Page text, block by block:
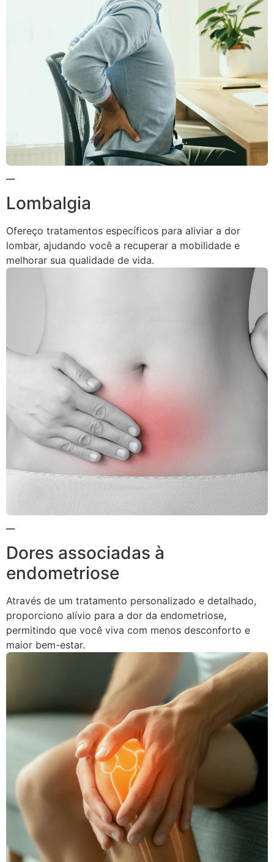
Lombalgia
Ofereço tratamentos específicos para aliviar a dor
lombar, ajudando você a recuperar a mobilidade e
melhorar sua qualidade de vida.
Dores associadas à
endometriose
Através de um tratamento personalizado e detalhado,
proporciono alívio para a dor da endometriose,
permitindo que você viva com menos desconforto e
maior bem-estar.